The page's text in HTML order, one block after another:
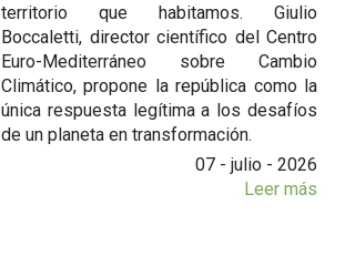
territorio que habitamos. Giulio
Boccaletti, director científico del Centro
Euro-Mediterráneo sobre Cambio
Climático, propone la república como la
única respuesta legítima a los desafíos
de un planeta en transformación.
07 - julio - 2026
Leer más